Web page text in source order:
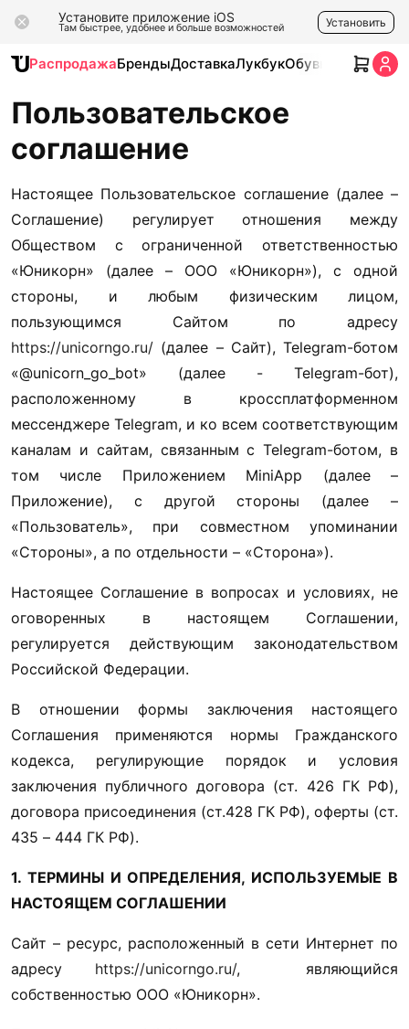
Установите приложение iOS
Там быстрее, удобнее и больше возможностей Установить
РаспродажаБрендыДоставкаЛукбукОбувь Одежда
Пользовательское
соглашение
Настоящее Пользовательское соглашение (далее –
Соглашение) регулирует отношения между
Обществом с ограниченной ответственностью
«Юникорн» (далее – ООО «Юникорн»), с одной
стороны, и любым физическим лицом,
https://unicorngo.ru/ (далее – Сайт), Telegram-ботом
«@unicorn_go_bot» (далее - Telegram-бот),
расположенному в кроссплатформенном
мессенджере Telegram, и ко всем соответствующим
каналам и сайтам, связанным с Telegram-ботом, в
том числе Приложением MiniApp (далее –
Приложение), с другой стороны (далее –
«Пользователь», при совместном упоминании
«Стороны», а по отдельности – «Сторона»).
Настоящее Соглашение в вопросах и условиях, не
оговоренных в настоящем Соглашении,
регулируется действующим законодательством
Российской Федерации.
В отношении формы заключения настоящего
Соглашения применяются нормы Гражданского
кодекса, регулирующие порядок и условия
заключения публичного договора (ст. 426 ГК РФ),
договора присоединения (ст.428 ГК РФ), оферты (ст.
435 – 444 ГК РФ).
1. ТЕРМИНЫ И ОПРЕДЕЛЕНИЯ, ИСПОЛЬЗУЕМЫЕ В
НАСТОЯЩЕМ СОГЛАШЕНИИ
Сайт – ресурс, расположенный в сети Интернет по
адресу https://unicorngo.ru/,  являющийся
собственностью ООО «Юникорн».